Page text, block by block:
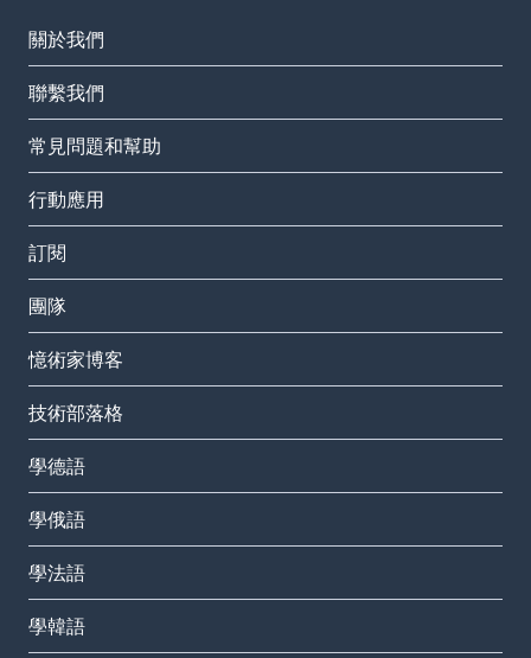
關於我們
聯繫我們
常見問題和幫助
行動應用
訂閱
團隊
憶術家博客
技術部落格
學德語
學俄語
學法語
學韓語